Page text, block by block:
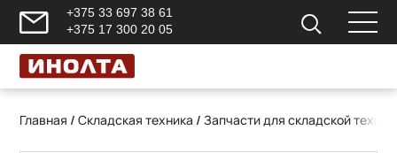
+375 33 697 38 61
+375 17 300 20 05
Главная /Складская техника /Запчасти для складской